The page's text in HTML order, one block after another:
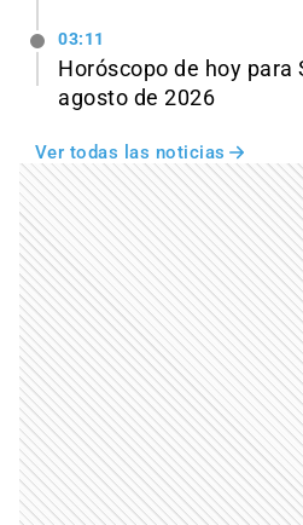
03:11
Horóscopo de hoy para
agosto de 2026
Ver todas las noticias